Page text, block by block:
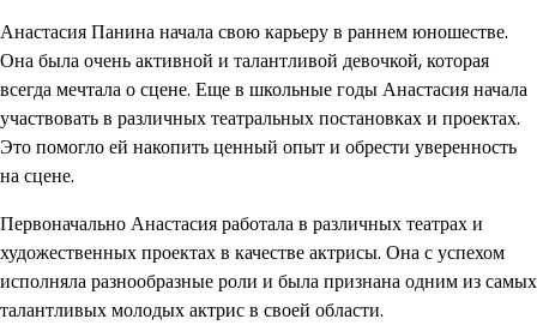
Анастасия Панина начала свою карьеру в раннем юношестве.
Она была очень активной и талантливой девочкой, которая
всегда мечтала о сцене. Еще в школьные годы Анастасия начала
участвовать в различных театральных постановках и проектах.
Это помогло ей накопить ценный опыт и обрести уверенность
на сцене.
Первоначально Анастасия работала в различных театрах и
художественных проектах в качестве актрисы. Она с успехом
исполняла разнообразные роли и была признана одним из самых
талантливых молодых актрис в своей области.